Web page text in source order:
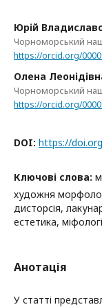
Юрій
Чорноморський
https://orcid.org/
Олена
Чорноморський
https://orcid.org/
DOI: https://
Ключові слова:
художня
дисторсія,
естетика,
Анотація
У статті